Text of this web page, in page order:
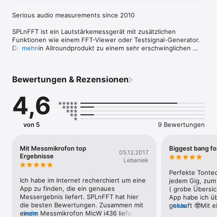
Serious audio measurements since 2010
SPLnFFT ist ein Lautstärkemessgerät mit zusätzlichen
Funktionen wie einem FFT-Viewer oder Testsignal-Generator.
Das ist ein Allroundprodukt zu einem sehr erschwinglichen
2. Generation).
Top Digitalanzeige für die Messung der Schallleistungspegel
im Langsam-Modus (gemittelt über 1s). Zentrale analoge
Anzeige für Schnell-Modus (gemittelt über 1:8 s). Peak-Wert
wird angezeigt, bis Sie den Touchscreen zu berühren.
(Suche nach "A-Bewertung" auf "Wikipedia" für weitere
Informationen).
Die Ansicht unten ist ein Echtzeit-FFT. Sie werden bemerken,
dass die vorherrschende und die nächstschwächere Frequenz
hervorgehoben sind. Diese Frequenzen und ihre relative
Stärke sind auf der rechten Seite angezeigt.
Die grüne Linie ist das Ergebnis einer Echtzeit FFT mit 1024
Punkten. Die lila Linie ist die gemittelte FFT ("alpha ,1-alpha"
auf Stärke jede Frequenz getan). Die blaue Line ist eine Kopie
mehr
Bewertungen & Rezensionen
4,6
von 5 9 Bewertungen
Mit Messmikrofon top
Ergebnisse
05.12.2017
Lebaniek
Ich habe im Internet recherchiert um eine
App zu finden, die ein genaues
Messergebnis liefert. SPLnFFT hat hier
die besten Bewertungen. Zusammen mit
einem Messmikrofon MicW i436 liefert
mehr
Biggest bang
Perfekte
jedem Gig,
( grobe
App habe ich
gekauft 🤓Mit
mehr